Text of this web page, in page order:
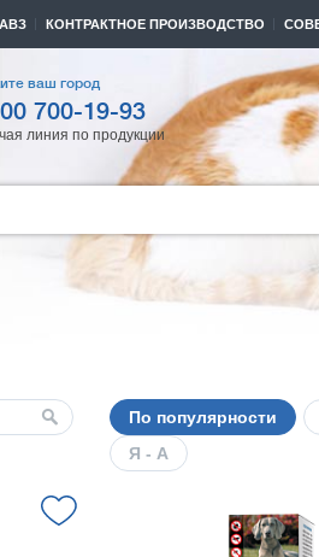
КОНТРАКТНОЕ ПРОИЗВОДСТВО
ваш город
700-19-93
линия по продукции
По популярности
Я - А